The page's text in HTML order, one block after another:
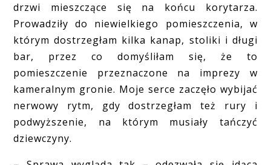
drzwi mieszczące się na końcu korytarza.
Prowadziły do niewielkiego pomieszczenia, w
którym dostrzegłam kilka kanap, stoliki i długi
bar, przez co domyśliłam się, że to
pomieszczenie przeznaczone na imprezy w
kameralnym gronie. Moje serce zaczęło wybijać
nerwowy rytm, gdy dostrzegłam też rury i
podwyższenie, na którym musiały tańczyć
dziewczyny.